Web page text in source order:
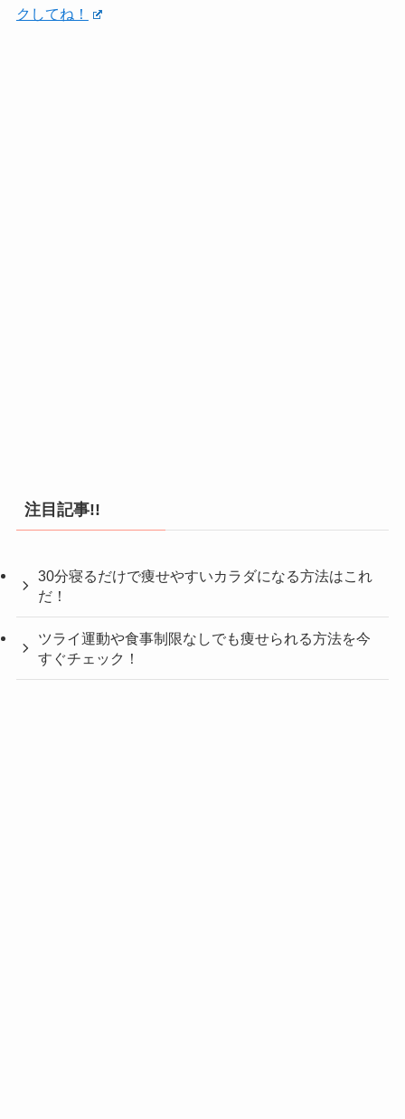
クしてね！
注目記事!!
30分寝るだけで痩せやすいカラダになる方法はこれ
だ！
ツライ運動や食事制限なしでも痩せられる方法を今
すぐチェック！